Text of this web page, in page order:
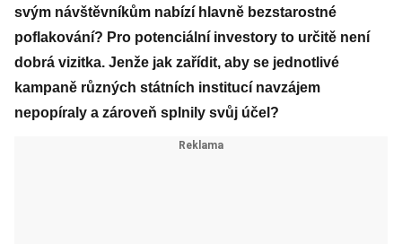
svým návštěvníkům nabízí hlavně bezstarostné
poflakování? Pro potenciální investory to určitě není
dobrá vizitka. Jenže jak zařídit, aby se jednotlivé
kampaně různých státních institucí navzájem
nepopíraly a zároveň splnily svůj účel?